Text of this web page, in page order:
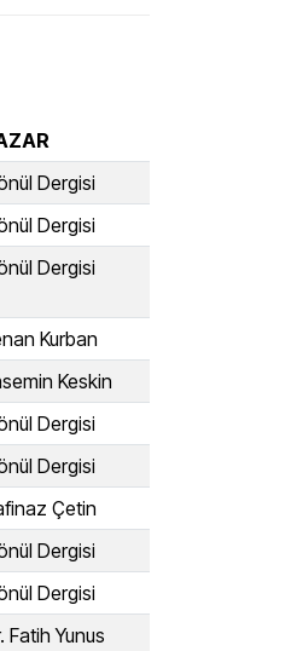
Dergisi
Dergisi
Dergisi
Kurban
Keskin
Dergisi
Dergisi
Çetin
Dergisi
Dergisi
Fatih Yunus